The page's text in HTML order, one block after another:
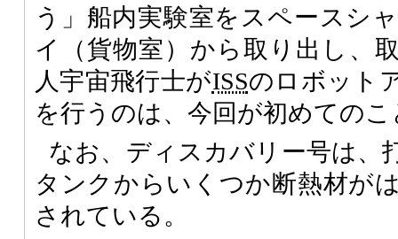
う」船内実験室をスペースシ
イ（貨物室）から取り出し、
人宇宙飛行士がISSのロボット
を行うのは、今回が初めてのこ
なお、ディスカバリー号は、
タンクからいくつか断熱材が
されている。